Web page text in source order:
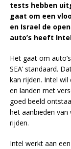
tests hebben
gaat om een
en Israel de
auto’s heeft
Het gaat om
SEA’ standaard.
kan rijden. Intel wil
en landen met
goed beeld
het aanbieden
rijden.
Intel werkt aan